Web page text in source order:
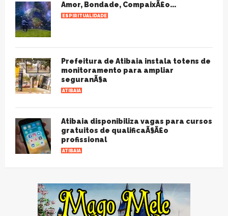
Amor, Bondade, CompaixÃ£o...
ESPIRITUALIDADE
Prefeitura de Atibaia instala totens de
monitoramento para ampliar
seguranÃ§a
ATIBAIA
Atibaia disponibiliza vagas para cursos
gratuitos de qualificaÃ§Ã£o
profissional
ATIBAIA